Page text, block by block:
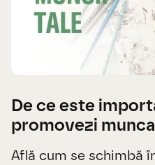
De ce este
promovezi
Află cum se schimbă